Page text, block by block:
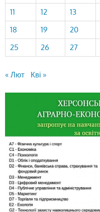
11
12 13
18
19 20
25
26 27
« Лют Кві »